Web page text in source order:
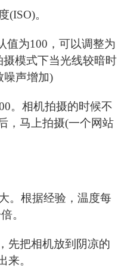
(ISO)。
值为100，可以调整为
摄模式下当光线较暗时
噪声增加)
。相机拍摄的时候不
，马上拍摄(一个网站
。根据经验，温度每
。
先把相机放到阴凉的
来。